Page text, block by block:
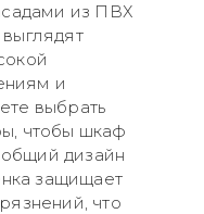
из ПВХ
и
выбрать
чтобы шкаф
дизайн
защищает
что